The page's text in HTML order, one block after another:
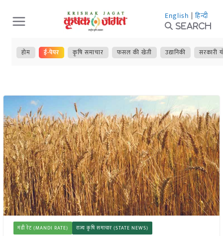
Skip
to
content
English | हिन्दी
Search
होम ई-पेपर कृषि समाचार फसल की खेती उद्यानिकी सरकारी
मंडी रेट (MANDI RATE) राज्य कृषि समाचार (STATE NEWS)